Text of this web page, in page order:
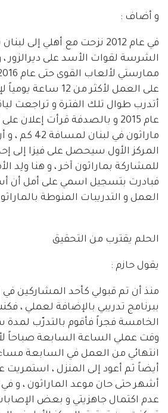
و أضاف :
في عام 2012 نزحت مع أهلي
الشرسة لقوات الأسد على ديرالزور
على العمل لأكثر من 12
أتدرب طوال تلك الفترة و تراجعت
عام 2015 و بالصدفة قرأت
ماراثون في
المركز الأول سيحصل على فيزا إلى
للمشاركة بماراثون آخر ، و هنا ولِد
فبادرت بتسجيل اسمي على أمل أن
العمل و التدريبات المنوطة
الحلم يقترب من التحقيق
يقول حازم :
منذ أن تم قبولي كأحد المشاركين في
ببرنامج تدريبي بالإضافة لعملي ،
الخامسة فجراً فأقوم بالتدرّب لمدة
وقت عملي الساعة السابعة صباحاً
انتهائي من العمل في السابعة
أشهر حتى حان موعد الماراثون ، و
عدم اكتمال جاهزيتي و بعض الإصابات